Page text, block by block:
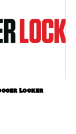
Locker